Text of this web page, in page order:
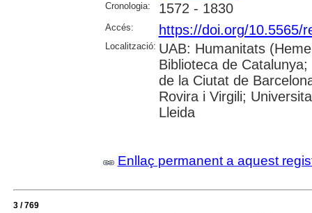
Cronologia: 1572 - 1830
Accés: https://doi.org/10.5565/
Localització: UAB: Humanitats
Biblioteca de
de la Ciutat de
Rovira i Virgili;
Lleida
Enllaç permanent a aquest
3 / 769